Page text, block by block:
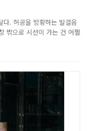
다. 허공을 방황하는 발걸음
밖으로 시선이 가는 건 어쩔
기도 기분 좋게 다가온다.